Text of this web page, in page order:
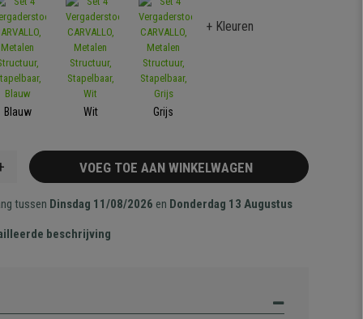
Blauw Wit Grijs
+ Kleuren
VOEG TOE AAN WINKELWAGEN
tussen Dinsdag 11/08/2026 en Donderdag 13 Augustus
beschrijving